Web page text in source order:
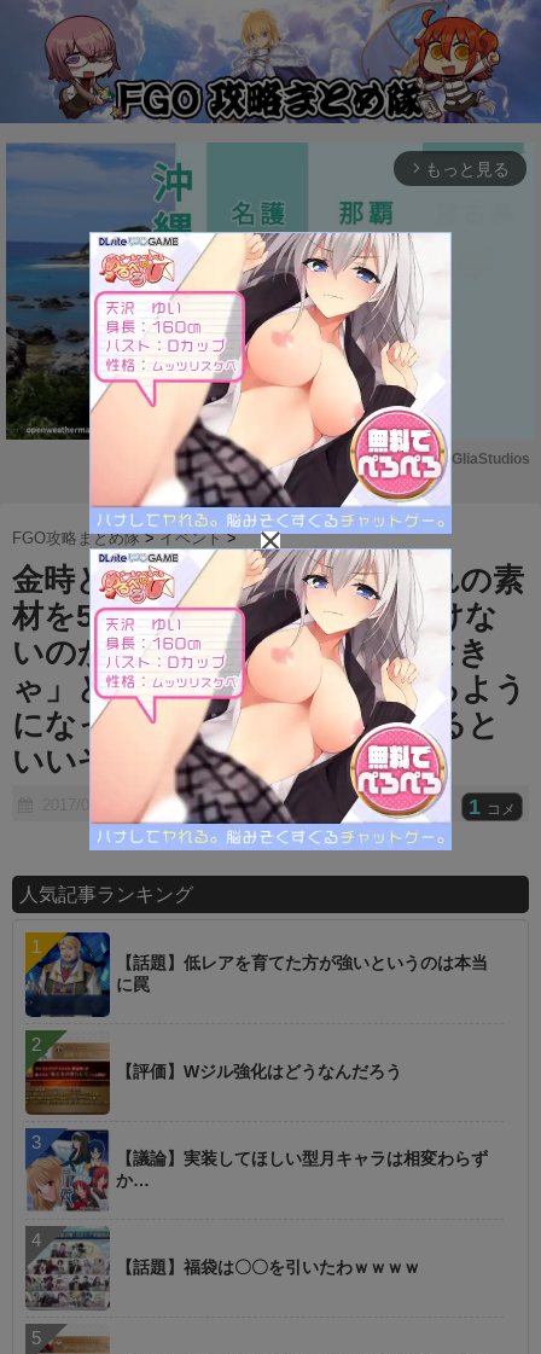
arrow_forward_ios もっと見る
M
u
t
e
Powered by GliaStudios
FGO攻略まとめ隊 >イベント >
金時と礼装の分以外にそれぞれの素
材を5000個以上集めなきゃいけな
いのか… ← 「全部交換しなき
ゃ」という強迫観念に駆られるよう
になったらしばらく離れてみると
いいぞ
1 コメ
人気記事ランキング
【話題】低レアを育てた方が強いというのは本当
に罠
【評価】Wジル強化はどうなんだろう
【議論】実装してほしい型月キャラは相変わらず
か…
【話題】福袋は〇〇を引いたわｗｗｗｗ